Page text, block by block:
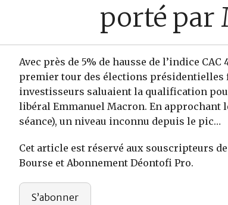
Stratégie
Marchés
Pratique et OST
Assurance vie
Livrets
Immobilier
Divers
Contrats
Gérer
porté par
Avec près de 5% de hausse de l’indice
premier tour des élections présidentielles
investisseurs saluaient la qualification
libéral Emmanuel Macron. En approchant
séance), un niveau inconnu depuis le pic…
Cet article est réservé aux souscripteurs
Bourse et Abonnement Déontofi Pro.
S’abonner